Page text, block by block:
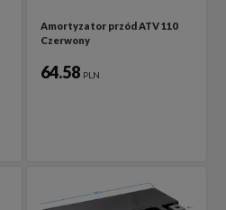
Amortyzator przód ATV 110
Czerwony
64.58 PLN